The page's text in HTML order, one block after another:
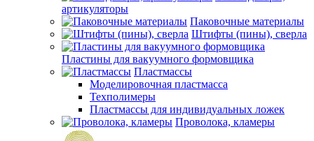
артикуляторы
Паковочные материалы
Штифты (пины), сверла
Пластины для вакуумного формовщика
Пластмассы
Моделировочная пластмасса
Техполимеры
Пластмассы для индивидуальных ложек
Проволока, кламеры